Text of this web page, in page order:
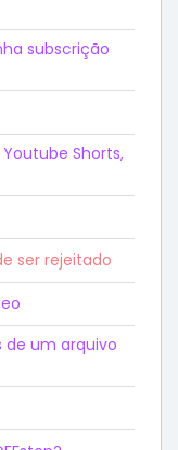
subscrição
Shorts,
ser rejeitado
de um arquivo